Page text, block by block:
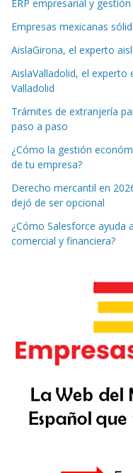
ERP empresarial y
Empresas mexicanas
AislaGirona, el experto
AislaValladolid, el
Valladolid
Trámites de extranjería
paso a paso
¿Cómo la gestión
de tu empresa?
Derecho mercantil en
dejó de ser opcional
¿Cómo Salesforce ayuda
comercial y financiera?